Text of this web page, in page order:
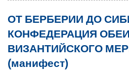
ОТ БЕРБЕРИИ ДО
КОНФЕДЕРАЦИЯ
ВИЗАНТИЙСКОГО
(манифест)